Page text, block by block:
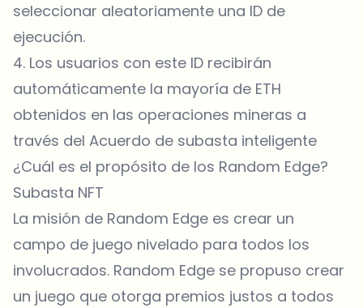
seleccionar aleatoriamente una ID de
ejecución.
4. Los usuarios con este ID recibirán
automáticamente la mayoría de ETH
obtenidos en las operaciones mineras a
través del Acuerdo de subasta inteligente
¿Cuál es el propósito de los Random Edge?
Subasta NFT
La misión de Random Edge es crear un
campo de juego nivelado para todos los
involucrados. Random Edge se propuso crear
un juego que otorga premios justos a todos